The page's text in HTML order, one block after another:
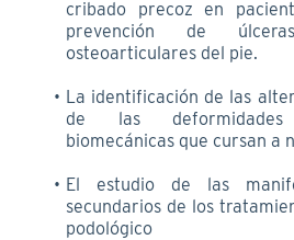
cribado precoz en
prevención de
osteoarticulares del pie.
La identificación de las
de las
biomecánicas que cursan a
El estudio de las
secundarios de los
podológico